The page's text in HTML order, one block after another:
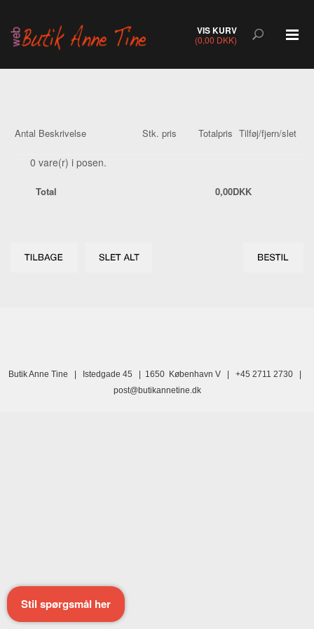
VIS KURV
(0,00 DKK)
Antal Beskrivelse Stk. pris Totalpris Tilføj/fjern/slet
0 vare(r) i posen.
Total 0,00DKK
Butik Anne Tine | Istedgade 45 | 1650 København V | +45 2711 2730 |
post@butikannetine.dk
Stil spørgsmål her